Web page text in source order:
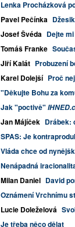
Lenka Procházková
Pavel Pečínka
Josef Švéda Dejte
Tomáš Franke
Jiří Kalát Probuzení
Karel Dolejší Proč
"Děkujte Bohu za
Jak "poctivě"
Jan Májíček Drábek:
SPAS: Je
Vláda chce od
Nenápadná
Milan Daniel David
Oznámení Vrchnímu
Lucie Doleželová
Je třeba něco dělat